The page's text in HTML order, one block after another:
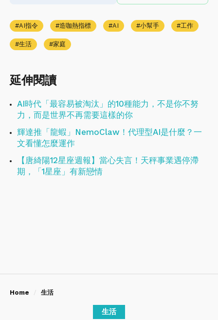
AI指令 造咖熱指標 AI 小幫手 工作
生活 家庭
延伸閱讀
AI時代「最容易被淘汰」的10種能力，不是你不努
力，而是世界不再需要這樣的你
輝達推「龍蝦」NemoClaw！代理型AI是什麼？一
文看懂怎麼運作
【唐綺陽12星座週報】當心失言！天秤事業遇停滯
期，「1星座」有新戀情
Home 生活
生活